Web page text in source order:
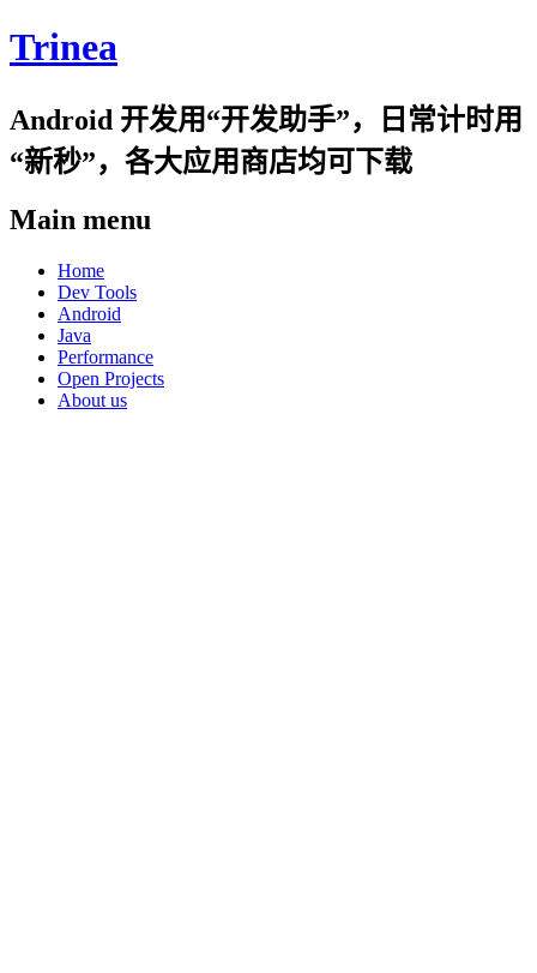
Trinea
Android 开发用“开发助手”，日常计时用
“新秒”，各大应用商店均可下载
Main menu
Skip
content
Home
Dev Tools
Android
Java
Performance
Open Projects
About us